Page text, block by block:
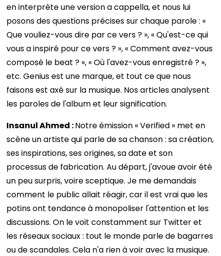
en interprète une version a cappella, et nous lui
posons des questions précises sur chaque parole : «
Que vouliez-vous dire par ce vers ? », « Qu'est-ce qui
vous a inspiré pour ce vers ? », « Comment avez-vous
composé le beat ? », « Où l'avez-vous enregistré ? »,
etc. Genius est une marque, et tout ce que nous
faisons est axé sur la musique. Nos articles analysent
les paroles de l'album et leur signification.
Insanul Ahmed :Notre émission « Verified » met en
scène un artiste qui parle de sa chanson : sa création,
ses inspirations, ses origines, sa date et son
processus de fabrication. Au départ, j'avoue avoir été
un peu surpris, voire sceptique. Je me demandais
comment le public allait réagir, car il est vrai que les
potins ont tendance à monopoliser l'attention et les
discussions. On le voit constamment sur Twitter et
les réseaux sociaux : tout le monde parle de bagarres
ou de scandales. Cela n'a rien à voir avec la musique.